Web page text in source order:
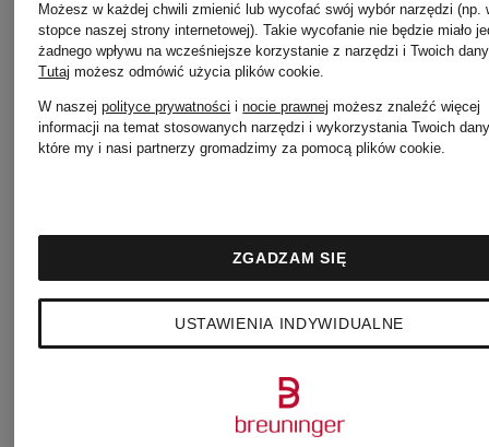
PRODUKTY W
KATEGORII
BURBERRY
Możesz w każdej chwili zmienić lub wycofać swój wybór narzędzi (np.
stopce naszej strony internetowej). Takie wycofanie nie będzie miało
żadnego wpływu na wcześniejsze korzystanie z narzędzi i Twoich
Tutaj możesz odmówić użycia plików cookie.
W naszejpolityce prywatności inocie prawnej możesz znaleźć więcej
informacji na temat stosowanych narzędzi i wykorzystania Twoich
które my i nasi partnerzy gromadzimy za pomocą plików cookie.
USTAWIENIA INDYWIDUALNE
ZGADZAM SIĘ